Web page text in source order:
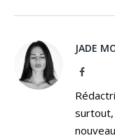
JADE
surtout,